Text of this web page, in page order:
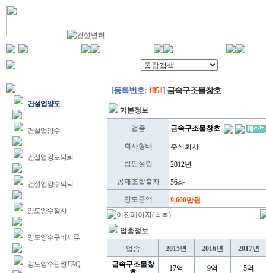
건설업양도
건설업양수
건설업양도의뢰
건설업양수의뢰
양도양수절차
양도양수구비서류
양도양수관련 FAQ
[등록번호: 1851] 금속구조물창호
기본정보
업종 금속구조물창호
회사형태 주식회사
법인설립 2012년
공제조합출자 56좌
양도금액 9,600만원
업종정보
업종 2015년 2016년
2017년
금속구조물창
17억 9억 5억